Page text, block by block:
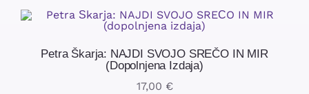
Petra Škarja: NAJDI SVOJO SREČO IN MIR
(dopolnjena Izdaja)
17,00 €